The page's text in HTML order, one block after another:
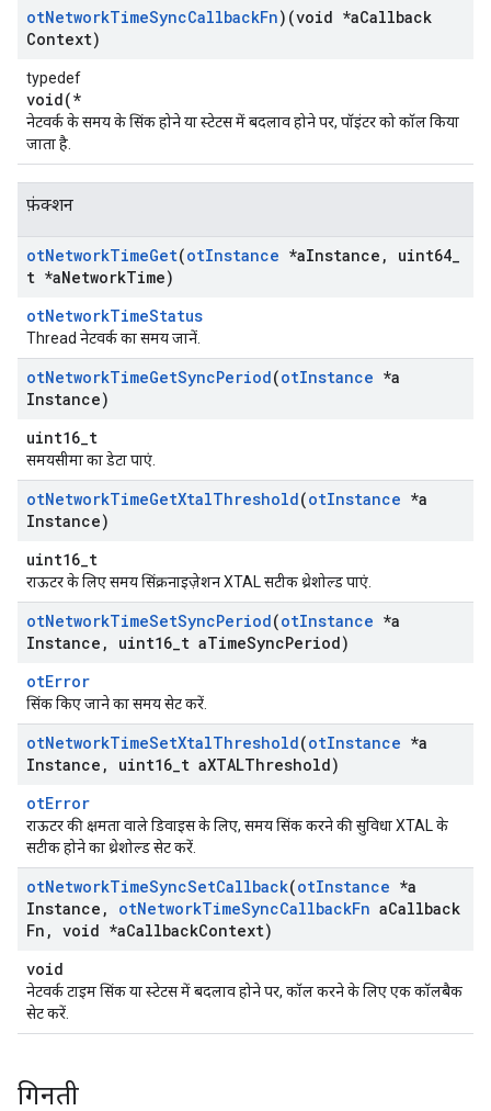
otNetworkTimeSyncCallbackFn)(void *aCallback
Context)
typedef
void(*
नेटवर्क के समय के सिंक होने या स्टेटस में बदलाव होने पर, पॉइंटर को कॉल किया
जाता है.
फ़ंक्शन
otNetworkTimeGet(otInstance *aInstance , uint64
t *aNetworkTime)
otNetworkTimeStatus
Thread नेटवर्क का समय जानें.
otNetworkTimeGetSyncPeriod(otInstance *a
Instance)
uint16_t
समयसीमा का डेटा पाएं.
otNetworkTimeGetXtalThreshold(otInstance *a
Instance)
uint16_t
राऊटर के लिए समय सिंक्रनाइज़ेशन XTAL सटीक थ्रेशोल्ड पाएं.
otNetworkTimeSetSyncPeriod(otInstance *a
Instance , uint16 t aTimeSyncPeriod)
otError
सिंक किए जाने का समय सेट करें.
otNetworkTimeSetXtalThreshold(otInstance *a
Instance , uint16 t aXTALThreshold)
otError
राऊटर की क्षमता वाले डिवाइस के लिए, समय सिंक करने की सुविधा XTAL के
सटीक होने का थ्रेशोल्ड सेट करें.
otNetworkTimeSyncSetCallback(otInstance *a
Instance , otNetworkTimeSyncCallbackFn aCallback
Fn , void *aCallbackContext)
void
नेटवर्क टाइम सिंक या स्टेटस में बदलाव होने पर, कॉल करने के लिए एक कॉलबैक
सेट करें.
गिनती